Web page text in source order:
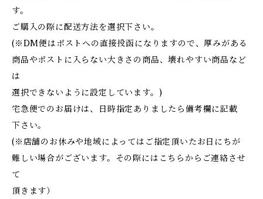
す。
ご購入の際に配送方法を選択下さい。
(※DM便はポストへの直接投函になりますので、厚みがある
商品やポストに入らない大きさの商品、壊れやすい商品など
は
選択できないように設定しています。)
宅急便でのお届けは、日時指定ありましたら備考欄に記載
下さい。
(※店舗のお休みや地域によってはご指定頂いたお日にちが
難しい場合がございます。その際にはこちらからご連絡させ
て
頂きます）